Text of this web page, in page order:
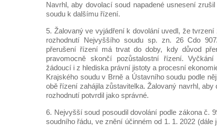
Navrhl, aby dovolací soud napadené usnesení
soudu k dalšímu řízení.
5. Žalovaný ve vyjádření k dovolání uvedl, že tvrzení
rozhodnutí Nejvyššího soudu sp. zn. 26 Cdo
přerušení řízení má trvat do doby, kdy důvod
pravomocně skončí pozůstalostní řízení.
žádoucí i z hlediska právní jistoty a procesní
Krajského soudu v Brně a Ústavního soudu podle
obě řízení zahájila zůstavitelka. Žalovaný navrhl, aby
rozhodnutí potvrdil jako správné.
6. Nejvyšší soud posoudil dovolání podle zákona č.
soudního řádu, ve znění účinném od 1. 1. 2022 (dále